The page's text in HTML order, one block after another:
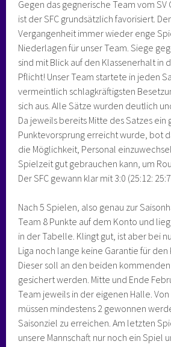
Gegen das gegnerische Team vom SV
ist der SFC grundsätzlich favorisiert.
Vergangenheit immer wieder enge
Niederlagen für unser Team. Siege
sind mit Blick auf den Klassenerhalt in
Pflicht! Unser Team startete in jeden
vermeintlich schlagkräftigsten
sich aus. Alle Sätze wurden deutlich
Da jeweils bereits Mitte des Satzes ein
Punktevorsprung erreicht wurde, bot
die Möglichkeit, Personal
Spielzeit gut gebrauchen kann, um
Der SFC gewann klar mit 3:0 (25:12:
Nach 5 Spielen, also genau zur
Team 8 Punkte auf dem Konto und
in der Tabelle. Klingt gut, ist aber bei
Liga noch lange keine Garantie für den
Dieser soll an den beiden
gesichert werden. Mitte und Ende
Team jeweils in der eigenen Halle.
müssen mindestens 2 gewonnen
Saisonziel zu erreichen. Am letzten
unsere Mannschaft nur noch ein Spiel